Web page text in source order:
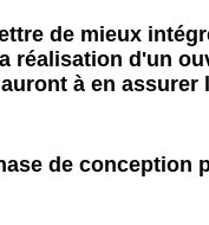
de mieux
réalisation d'un
à en assurer
de conception